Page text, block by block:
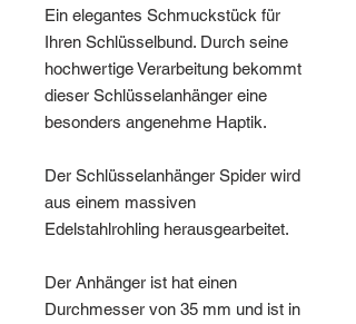
Ein elegantes Schmuckstück für
Ihren Schlüsselbund. Durch seine
hochwertige Verarbeitung bekommt
dieser Schlüsselanhänger eine
besonders angenehme Haptik.
Der Schlüsselanhänger Spider wird
aus einem massiven
Edelstahlrohling herausgearbeitet.
Der Anhänger ist hat einen
Durchmesser von 35 mm und ist in